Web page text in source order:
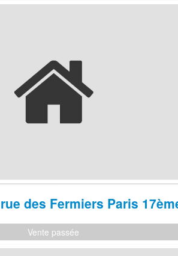
des Fermiers Paris
Vente passée